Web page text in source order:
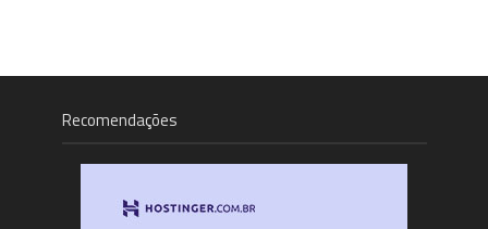
Recomendações